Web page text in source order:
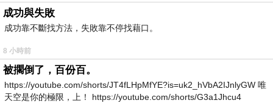
品牌定位
品類
乳液/乳霜
適用部位
產地
日本
保存期限
如包裝標示
成功與失敗
成功靠不斷找方法，失敗靠不停找藉口。
8 小時前
被擱倒了，百份百。
https://youtube.com/shorts/JT4fLHpMfYE?is=uk2_hVbA2IJnlyGW 唯
天空是你的極限，上！ https://youtube.com/shorts/G3a1Jhcu4